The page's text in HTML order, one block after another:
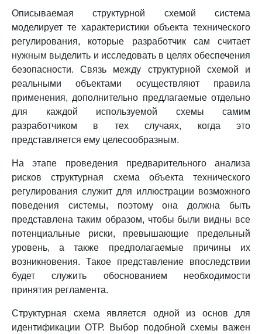
Описываемая структурной схемой система
моделирует те характеристики объекта технического
регулирования, которые разработчик сам считает
нужным выделить и исследовать в целях обеспечения
безопасности. Связь между структурной схемой и
реальными объектами осуществляют правила
применения, дополнительно предлагаемые отдельно
для каждой используемой схемы самим
разработчиком в тех случаях, когда это
представляется ему целесообразным.
На этапе проведения предварительного анализа
рисков структурная схема объекта технического
регулирования служит для иллюстрации возможного
поведения системы, поэтому она должна быть
представлена таким образом, чтобы были видны все
потенциальные риски, превышающие предельный
уровень, а также предполагаемые причины их
возникновения. Такое представление впоследствии
будет служить обоснованием необходимости
принятия регламента.
Структурная схема является одной из основ для
идентификации ОТР. Выбор подобной схемы важен